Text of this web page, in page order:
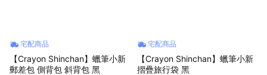
宅配商品
【Crayon Shinchan】蠟筆小新
郵差包 側背包 斜背包 黑
宅配商品
【Crayon Shinchan】蠟筆小新
摺疊旅行袋 黑